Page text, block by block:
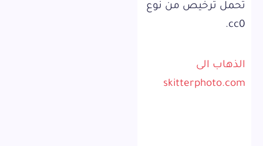
تحمل ترخيص من نوع
cc0.
الذهاب الى
skitterphoto.com